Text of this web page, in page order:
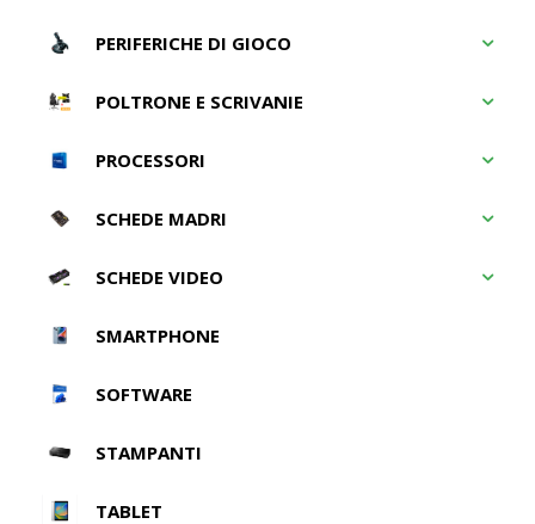
PERIFERICHE DI GIOCO
POLTRONE E SCRIVANIE
PROCESSORI
SCHEDE MADRI
SCHEDE VIDEO
SMARTPHONE
SOFTWARE
STAMPANTI
TABLET